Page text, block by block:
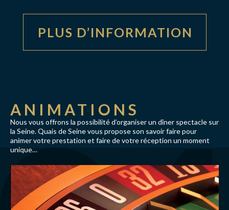
PLUS D’INFORMATION
ANIMATIONS
Nous vous offrons la possibilité d’organiser un dîner spectacle sur
la Seine. Quais de Seine vous propose son savoir faire pour
animer votre prestation et faire de votre réception un moment
unique…